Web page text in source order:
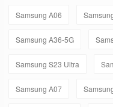
Samsung A06
Samsung A36-5G
Samsung S23 Ultra
Samsung A07